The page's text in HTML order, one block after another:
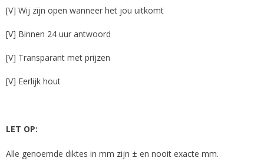
[V] Wij zijn open wanneer het jou uitkomt
[V] Binnen 24 uur antwoord
[V] Transparant met prijzen
[V] Eerlijk hout
LET OP:
Alle genoemde diktes in mm zijn ± en nooit exacte mm.